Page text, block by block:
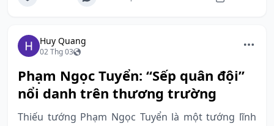
Huy Quang
02 Thg 03
Phạm Ngọc Tuyển: “Sếp quân đội”
nổi danh trên thương trường
Thiếu tướng Phạm Ngọc Tuyển là một tướng lĩnh